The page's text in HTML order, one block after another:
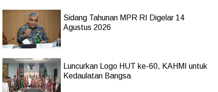
Sidang Tahunan MPR RI Digelar 14
Agustus 2026
Luncurkan Logo HUT ke-60, KAHMI untuk
Kedaulatan Bangsa